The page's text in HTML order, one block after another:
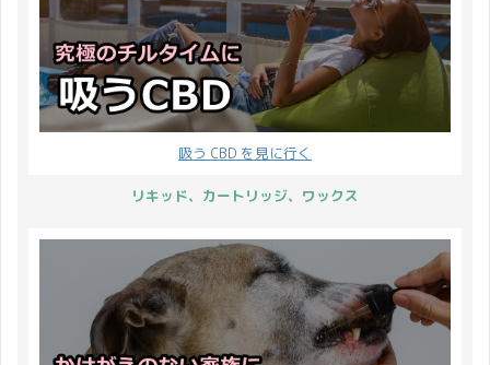
ンを併 ...
癬って知ってますか？ 国
内の乾癬患 ...
吸う CBD を見に行く
リキッド、カートリッジ、ワックス